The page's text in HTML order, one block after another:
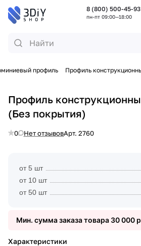
8 (800) 500-45-93
пн-пт 09:00—18:00
профиль Профиль
Профиль
(Без покрытия)
0 Нет отзывовАрт. 2760
от 5 шт
от 10 шт
от 50 шт
Мин. сумма заказа товара 30 000
Характеристики